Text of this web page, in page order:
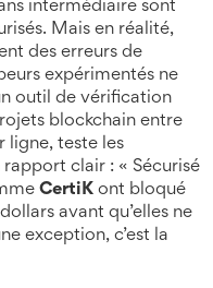
intermédiaire sont
Mais en réalité,
des erreurs de
expérimentés ne
outil de vérification
blockchain entre
ligne, teste les
rapport clair : « Sécurisé
CertiK ont bloqué
avant qu’elles ne
exception, c’est la